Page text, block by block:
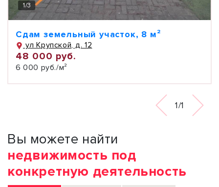
1/3
Сдам земельный участок, 8 м²
ул Крупской, д. 12
48 000 руб.
6 000 руб./м²
1/1
Вы можете найти
недвижимость под
конкретную деятельность